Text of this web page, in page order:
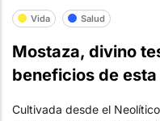
Vida Salud
Mostaza, divino
beneficios de esta
Cultivada desde el